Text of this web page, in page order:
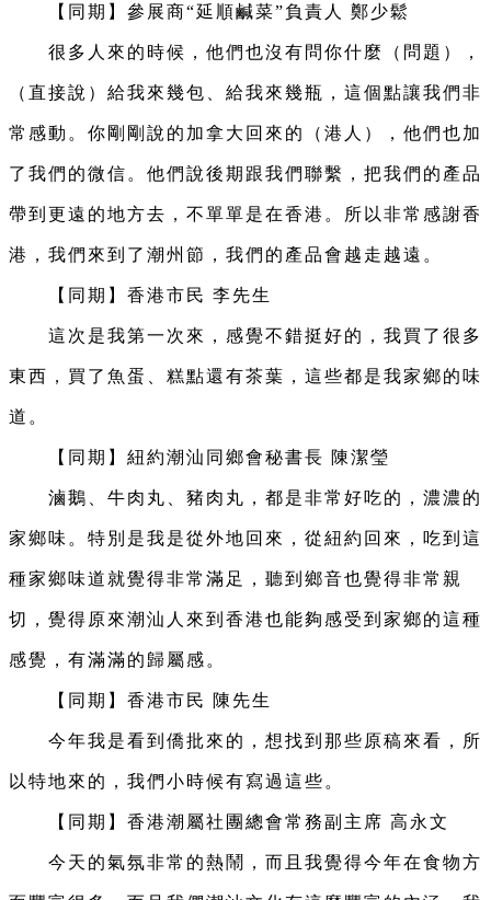
【同期】參展商“延順鹹菜”負責人 鄭少鬆
很多人來的時候，他們也沒有問你什麼（問題），
（直接說）給我來幾包、給我來幾瓶，這個點讓我們非
常感動。你剛剛說的加拿大回來的（港人），他們也加
了我們的微信。他們說後期跟我們聯繫，把我們的產品
帶到更遠的地方去，不單單是在香港。所以非常感謝香
港，我們來到了潮州節，我們的產品會越走越遠。
【同期】香港市民 李先生
這次是我第一次來，感覺不錯挺好的，我買了很多
東西，買了魚蛋、糕點還有茶葉，這些都是我家鄉的味
道。
【同期】紐約潮汕同鄉會秘書長 陳潔瑩
滷鵝、牛肉丸、豬肉丸，都是非常好吃的，濃濃的
家鄉味。特別是我是從外地回來，從紐約回來，吃到這
種家鄉味道就覺得非常滿足，聽到鄉音也覺得非常親
切，覺得原來潮汕人來到香港也能夠感受到家鄉的這種
感覺，有滿滿的歸屬感。
【同期】香港市民 陳先生
今年我是看到僑批來的，想找到那些原稿來看，所
以特地來的，我們小時候有寫過這些。
【同期】香港潮屬社團總會常務副主席 高永文
今天的氣氛非常的熱鬧，而且我覺得今年在食物方